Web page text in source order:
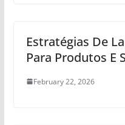
Estratégias De
Para Produtos E
February 22, 2026